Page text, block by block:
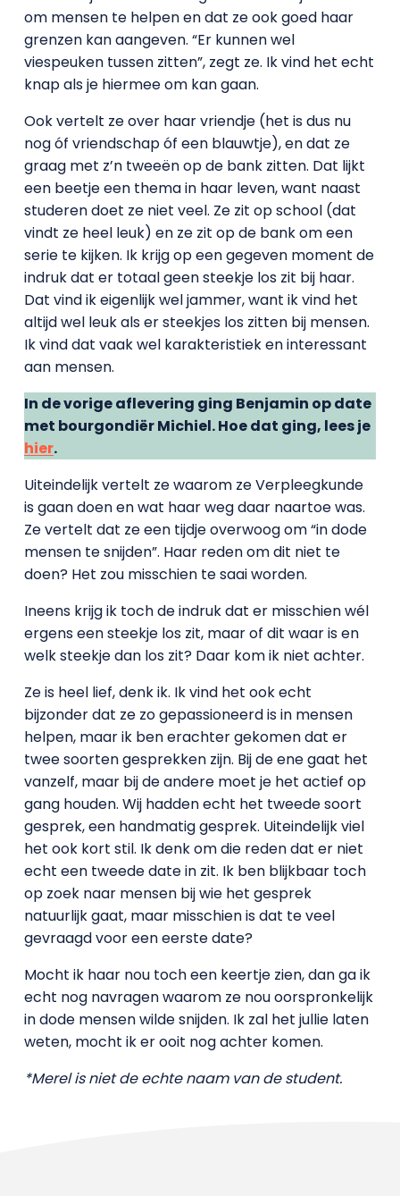
om mensen te helpen en dat ze ook goed haar
grenzen kan aangeven. “Er kunnen wel
viespeuken tussen zitten”, zegt ze. Ik vind het echt
knap als je hiermee om kan gaan.
Ook vertelt ze over haar vriendje (het is dus nu
nog óf vriendschap óf een blauwtje), en dat ze
graag met z’n tweeën op de bank zitten. Dat lijkt
een beetje een thema in haar leven, want naast
studeren doet ze niet veel. Ze zit op school (dat
vindt ze heel leuk) en ze zit op de bank om een
serie te kijken. Ik krijg op een gegeven moment de
indruk dat er totaal geen steekje los zit bij haar.
Dat vind ik eigenlijk wel jammer, want ik vind het
altijd wel leuk als er steekjes los zitten bij mensen.
Ik vind dat vaak wel karakteristiek en interessant
aan mensen.
In de vorige aflevering ging Benjamin op date
met bourgondiër Michiel. Hoe dat ging, lees je
hier.
Uiteindelijk vertelt ze waarom ze Verpleegkunde
is gaan doen en wat haar weg daar naartoe was.
Ze vertelt dat ze een tijdje overwoog om “in dode
mensen te snijden”. Haar reden om dit niet te
doen? Het zou misschien te saai worden.
Ineens krijg ik toch de indruk dat er misschien wél
ergens een steekje los zit, maar of dit waar is en
welk steekje dan los zit? Daar kom ik niet achter.
Ze is heel lief, denk ik. Ik vind het ook echt
bijzonder dat ze zo gepassioneerd is in mensen
helpen, maar ik ben erachter gekomen dat er
twee soorten gesprekken zijn. Bij de ene gaat het
vanzelf, maar bij de andere moet je het actief op
gang houden. Wij hadden echt het tweede soort
gesprek, een handmatig gesprek. Uiteindelijk viel
het ook kort stil. Ik denk om die reden dat er niet
echt een tweede date in zit. Ik ben blijkbaar toch
op zoek naar mensen bij wie het gesprek
natuurlijk gaat, maar misschien is dat te veel
gevraagd voor een eerste date?
Mocht ik haar nou toch een keertje zien, dan ga ik
echt nog navragen waarom ze nou oorspronkelijk
in dode mensen wilde snijden. Ik zal het jullie laten
weten, mocht ik er ooit nog achter komen.
*Merel is niet de echte naam van de student.